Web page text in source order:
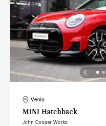
Venlo
MINI Hatchback
John Cooper Works